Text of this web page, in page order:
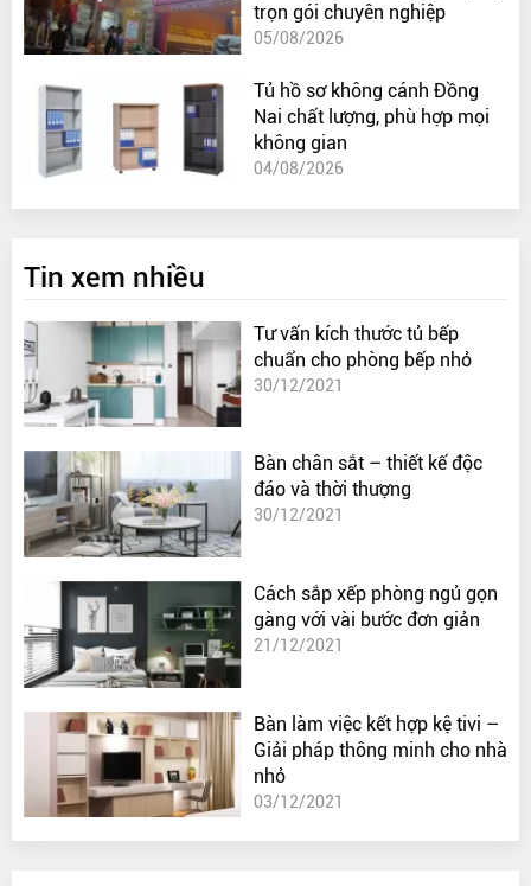
trọn gói chuyên nghiệp
05/08/2026
Tủ hồ sơ không cánh Đồng
Nai chất lượng, phù hợp mọi
không gian
04/08/2026
Tin xem nhiều
Tư vấn kích thước tủ bếp
chuẩn cho phòng bếp nhỏ
30/12/2021
Bàn chân sắt – thiết kế độc
đáo và thời thượng
30/12/2021
Cách sắp xếp phòng ngủ gọn
gàng với vài bước đơn giản
21/12/2021
Bàn làm việc kết hợp kệ tivi –
Giải pháp thông minh cho nhà
nhỏ
03/12/2021